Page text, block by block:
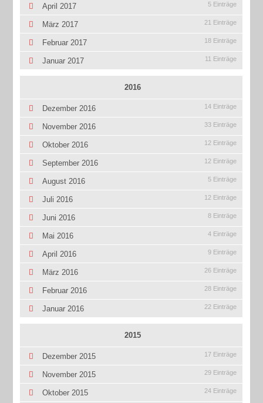
April 2017 5 Einträge
März 2017 21 Einträge
Februar 2017 18 Einträge
Januar 2017 11 Einträge
2016
Dezember 2016 14 Einträge
November 2016 33 Einträge
Oktober 2016 12 Einträge
September 2016 12 Einträge
August 2016 5 Einträge
Juli 2016 12 Einträge
Juni 2016 8 Einträge
Mai 2016 4 Einträge
April 2016 9 Einträge
März 2016 26 Einträge
Februar 2016 28 Einträge
Januar 2016 22 Einträge
2015
Dezember 2015 17 Einträge
November 2015 29 Einträge
Oktober 2015 24 Einträge